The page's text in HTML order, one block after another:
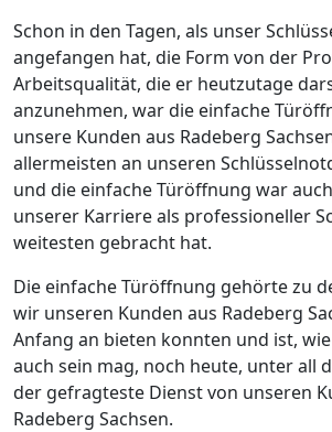
Schon in den Tagen, als unser
angefangen hat, die Form von der
Arbeitsqualität, die er heutzutage
anzunehmen, war die einfache
unsere Kunden aus Radeberg
allermeisten an unseren
und die einfache Türöffnung war
unserer Karriere als professioneller
weitesten gebracht hat.
Die einfache Türöffnung gehörte zu
wir unseren Kunden aus Radeberg
Anfang an bieten konnten und ist,
auch sein mag, noch heute, unter all
der gefragteste Dienst von unseren
Radeberg Sachsen.